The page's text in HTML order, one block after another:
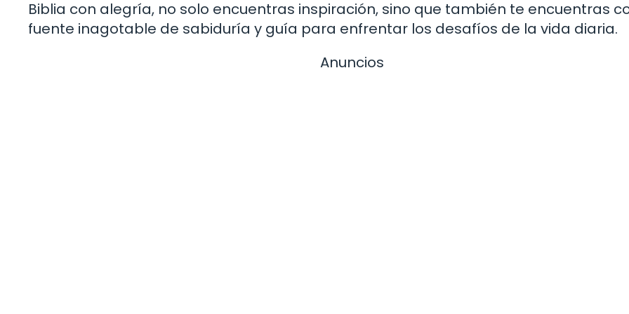
Biblia con alegría, no solo encuentras inspiración, sino que también te encuentras
fuente inagotable de sabiduría y guía para enfrentar los desafíos de la vida diaria.
Anuncios